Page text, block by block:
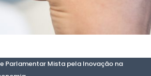
Parlamentar Mista pela Inovação na